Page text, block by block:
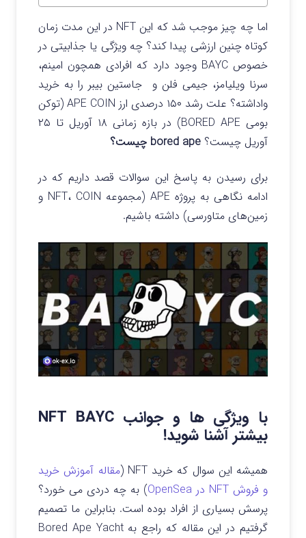
اما چه چیز موجب شد که این NFT در این مدت زمان
کوتاه چنین ارزشی پیدا کند؟ چه ویژگی یا جذابیتی در
خصوص BAYC وجود دارد که افرادی همچون امینم،
سرنا ویلیامز،‌ جیمی فلن و جاستین بیبر را به خرید
واداشته؟ علت رشد ۱۵۰ درصدی ارز APE COIN (توکن
بومی BORED APE) در بازه زمانی ۱۸ آوریل تا ۲۵
آوریل چیست؟ bored ape چیست؟
برای رسیدن به پاسخ این سوالات قصد داریم که در
ادامه نگاهی به پروژه APE (مجموعه NFT، COIN و
زمین‌های متاورسی) داشته باشیم.
با ویژگی ها و جوانب NFT BAYC
بیشتر آشنا شوید!
همیشه این سوال که خرید NFT (
مقاله آموزش خرید
و فروش NFT در OpenSea
) به چه دردی می خورد؟
پرسش بسیاری از افراد بوده است. بنابراین ما تصمیم
گرفتیم در این مقاله که راجع به Bored Ape Yacht